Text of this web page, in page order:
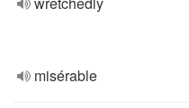
misérable